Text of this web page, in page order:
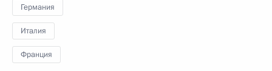
Германия
Италия
Франция